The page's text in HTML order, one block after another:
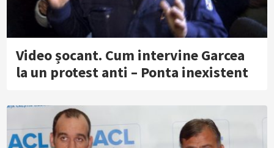
Video șocant. Cum intervine Garcea
la un protest anti – Ponta inexistent